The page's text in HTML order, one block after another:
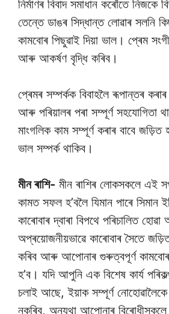
নিৰ্মাণৰ বিবাদ সমাধান কৰোঁতে
তেন্তে ডাঙৰ সিদ্ধান্ত লোৱাৰ সলনি
কামবোৰ পিছুৱাই দিয়া ভাল। প্ৰেম
আৰু আকৰ্ষণ বৃদ্ধি কৰিব।
প্ৰেমৰ সম্পৰ্কক বিবাহলৈ ৰূপান্তৰ
আৰু পৰিয়ালৰ পৰা সম্পূৰ্ণ সহযোগিতা
মাংগলিক কাম সম্পূৰ্ণ কৰাৰ বাবে
ভাল সম্পৰ্ক থাকিব।
মীন ৰাশি- মীন ৰাশিৰ লোকসকলে এই
কামত সফল হ’বলৈ যিমান পাৰে সিমান
কাৰোবাৰ দ্বাৰা বিপথে পৰিচালিত
অপ্ৰয়োজনীয়ভাৱে কাৰোবাৰ সৈতে
কৰিব আৰু আপোনাৰ গুৰুত্বপূৰ্ণ
হ’ব। যদি আপুনি এক বিশেষ কাৰ্য
চলাই আছে, ইয়াক সম্পূৰ্ণ
নকৰিব, অন্যথা আপোনাৰ বিৰোধীসকলে